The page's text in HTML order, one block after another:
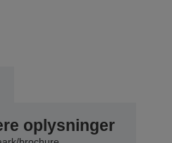
oplysninger